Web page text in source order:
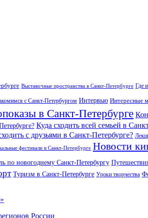
Выставочные пространства в Санкт-Петербурге Где
с Санкт-Петербургом Интервью Интересные
в Санкт-Петербурге
Куда сходить всей семьей в
с друзьями в Санкт-Петербурге?
фестивали в Санкт-Петербурге Новости
по новогоднему Санкт-Петербургу
Туризм в Санкт-Петербурге Уроки творчества
России